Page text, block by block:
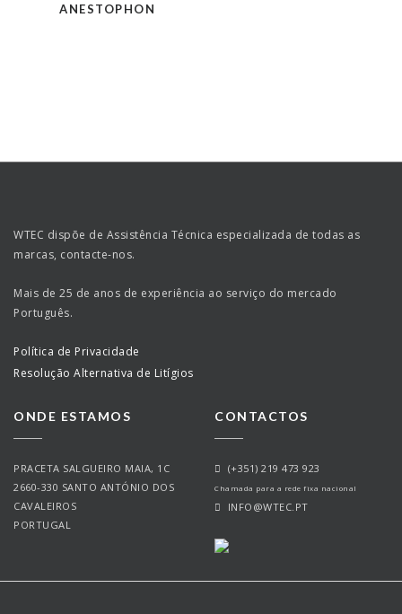
ANESTOPHON
WTEC dispõe de Assistência Técnica especializada de todas as
marcas, contacte-nos.
Mais de 25 de anos de experiência ao serviço do mercado
Português.
Política de Privacidade
Resolução Alternativa de Litígios
ONDE ESTAMOS
PRACETA SALGUEIRO MAIA, 1C
2660-330 SANTO ANTÓNIO DOS
CAVALEIROS
PORTUGAL
CONTACTOS
(+351) 219 473 923
Chamada para a rede fixa nacional
INFO@WTEC.PT